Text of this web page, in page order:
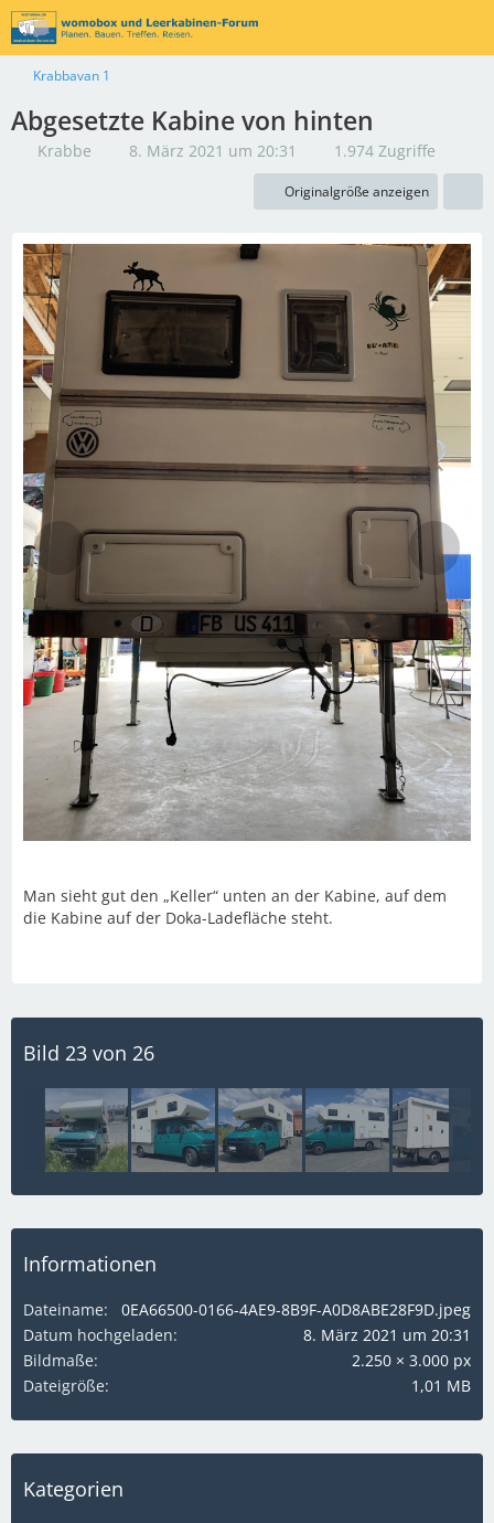
Krabbavan 1
Abgesetzte Kabine von hinten
Krabbe 8. März 2021 um 20:31 1.974 Zugriffe
Originalgröße anzeigen
Man sieht gut den „Keller“ unten an der Kabine, auf dem
die Kabine auf der Doka-Ladefläche steht.
Bild 23 von 26
Informationen
Dateiname
0EA66500-0166-4AE9-8B9F-A0D8ABE28F9D.jpeg
Datum hochgeladen
8. März 2021 um 20:31
Bildmaße
2.250 × 3.000 px
Dateigröße
1,01 MB
Kategorien